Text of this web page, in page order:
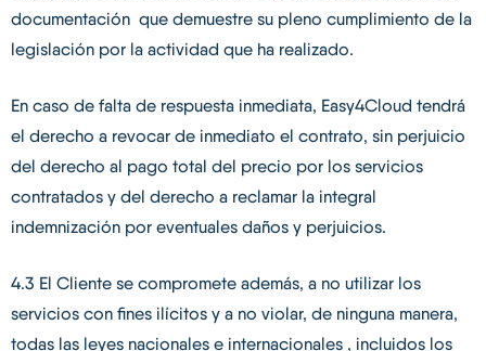
documentación que demuestre su pleno cumplimiento de la
legislación por la actividad que ha realizado.
En caso de falta de respuesta inmediata, Easy4Cloud tendrá
el derecho a revocar de inmediato el contrato, sin perjuicio
del derecho al pago total del precio por los servicios
contratados y del derecho a reclamar la integral
indemnización por eventuales daños y perjuicios.
4.3 El Cliente se compromete además, a no utilizar los
servicios con fines ilícitos y a no violar, de ninguna manera,
todas las leyes nacionales e internacionales , incluidos los